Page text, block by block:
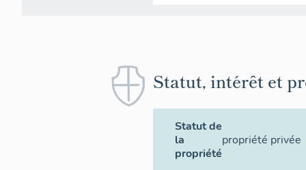
Statut, intérêt et
Statut de
la
propriété
propriété privée